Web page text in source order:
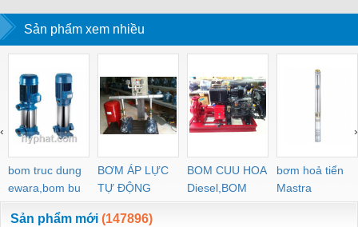
Sản phẩm xem nhiều
bom truc dung
ewara,bom bu
ewara
BƠM ÁP LỰC
TỰ ĐỘNG
BOM CUU HOA
Diesel,BOM
CHUA CHAY
bơm hoả tiển
Mastra
‹ ›
Sản phẩm mới (147896)